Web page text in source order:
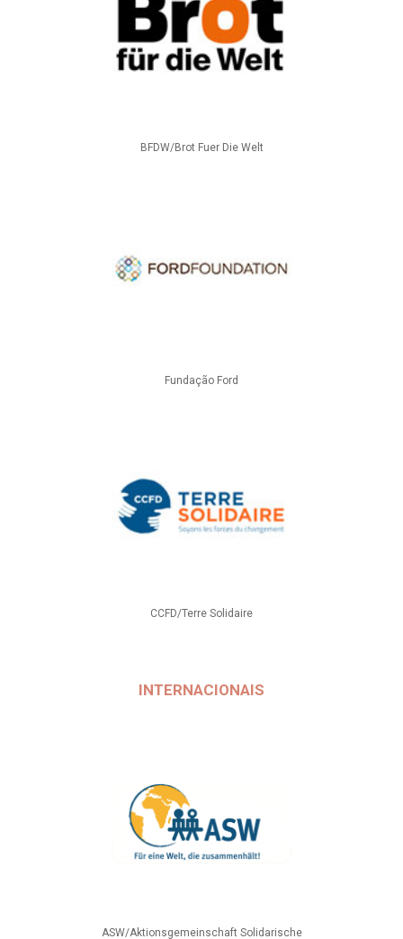
BFDW/Brot Fuer Die Welt
Fundação Ford
CCFD/Terre Solidaire
INTERNACIONAIS
ASW/Aktionsgemeinschaft Solidarische